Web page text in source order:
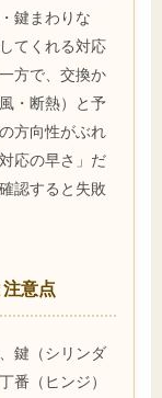
鍵まわりな
てくれる対応
方で、交換か
・断熱）と予
方向性がぶれ
応の早さ」だ
認すると失敗
意点
鍵（シリンダ
番（ヒンジ）